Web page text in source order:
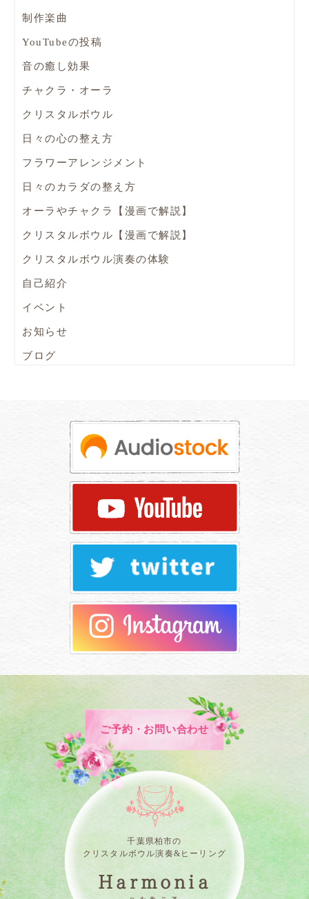
制作楽曲
YouTubeの投稿
音の癒し効果
チャクラ・オーラ
クリスタルボウル
日々の心の整え方
フラワーアレンジメント
日々のカラダの整え方
オーラやチャクラ【漫画で解説】
クリスタルボウル【漫画で解説】
クリスタルボウル演奏の体験
自己紹介
イベント
お知らせ
ブログ
ご予約・お問い合わせ
千葉県柏市の
クリスタルボウル演奏&ヒーリング
Harmonia